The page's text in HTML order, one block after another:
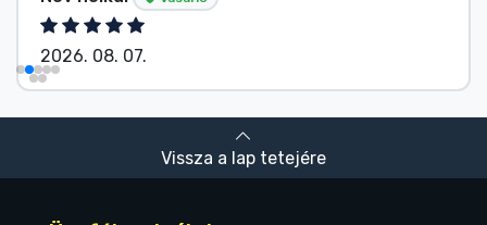
2026. 08. 07.
Vissza a lap tetejére